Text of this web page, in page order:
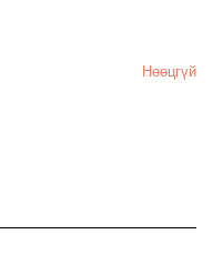
Нөөцгүй